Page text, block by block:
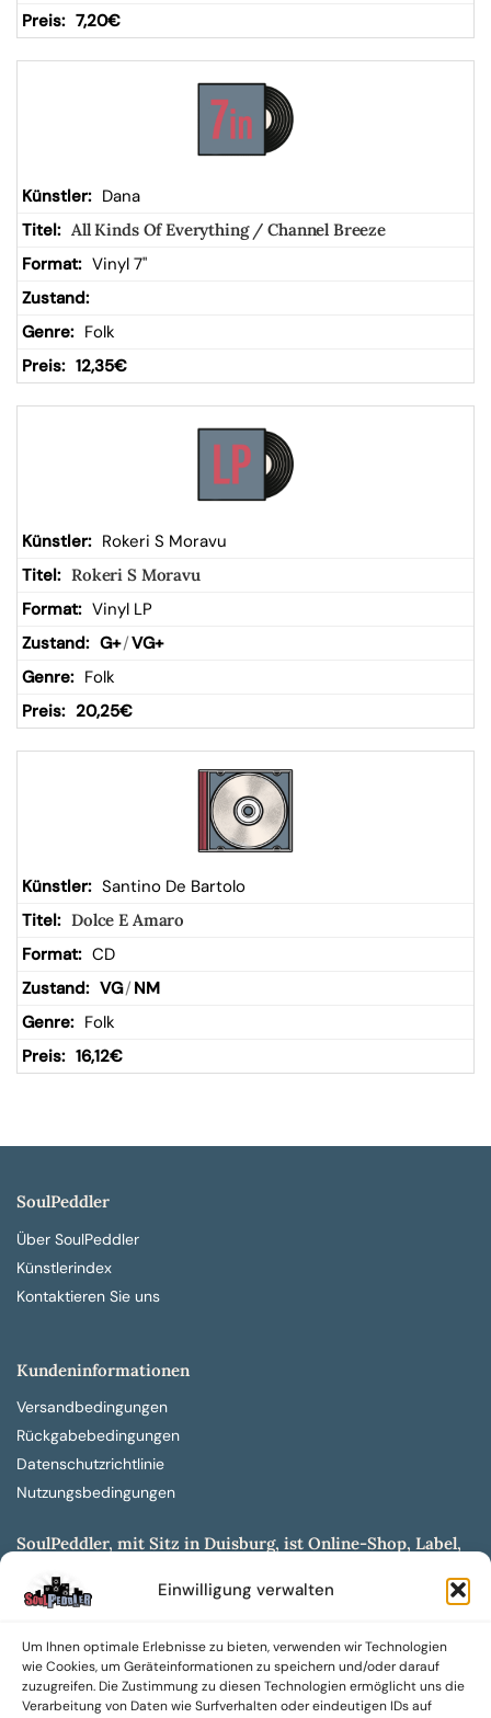
Einwilligung verwalten
Um Ihnen optimale Erlebnisse zu bieten, verwenden wir Technologien
wie Cookies, um Geräteinformationen zu speichern und/oder darauf
zuzugreifen. Die Zustimmung zu diesen Technologien ermöglicht uns die
Verarbeitung von Daten wie Surfverhalten oder eindeutigen IDs auf
7,20€
Dana
All Kinds Of Everything / Channel Breeze
Vinyl 7"
Folk
12,35€
Rokeri S Moravu
Rokeri S Moravu
Vinyl LP
G+/VG+
Folk
20,25€
Santino De Bartolo
Dolce E Amaro
CD
VG/ NM
Folk
16,12€
SoulPeddler
Über SoulPeddler
Künstlerindex
Kontaktieren Sie uns
Kundeninformationen
Versandbedingungen
Rückgabebedingungen
Datenschutzrichtlinie
Nutzungsbedingungen
SoulPeddler, mit Sitz in Duisburg, ist Online-Shop, Label,
entwickelt aus dem SoulPeddler Vinyl-Presswerk und
Wir bieten eine breite Auswahl an sowohl hochgradig
sammelwürdigen als auch Mainstream-Titeln und -Formaten auf
Vinyl, CD und weiteren Medien.